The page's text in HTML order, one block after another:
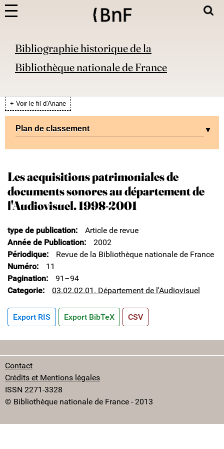
Bibliographie historique de la
Bibliothèque nationale de France
+ Voir le fil d'Ariane
Plan de classement
Les acquisitions patrimoniales de
documents sonores au département de
l'Audiovisuel. 1998-2001
type de publication
Article de revue
Année de Publication
2002
Périodique
Revue de la Bibliothèque nationale de France
Numéro
11
Pagination
91–94
Categorie
03.02.02.01. Département de l'Audiovisuel
Export RIS Export BibTeX CSV
Contact
Crédits et Mentions légales
ISSN 2271-3328
© Bibliothèque nationale de France - 2013